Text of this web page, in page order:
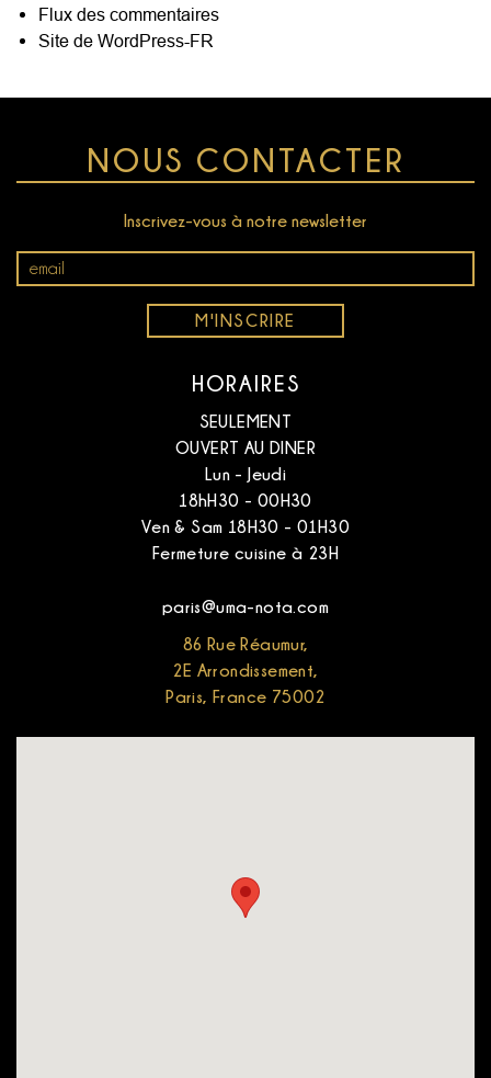
Flux des commentaires
Site de WordPress-FR
NOUS CONTACTER
HORAIRES
SEULEMENT
OUVERT AU DINER
Lun - Jeudi
18hH30 - 00H30
Ven & Sam 18H30 - 01H30
Fermeture cuisine à 23H
paris@uma-nota.com
86 Rue Réaumur,
2E Arrondissement,
Paris, France 75002
Inscrivez-vous à notre newsletter
Email
M'INSCRIRE